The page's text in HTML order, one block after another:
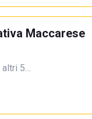
Maccarese
altri 5…